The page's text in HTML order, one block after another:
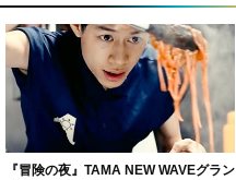
『冒険の夜』TAMA NEW WAVEグラン